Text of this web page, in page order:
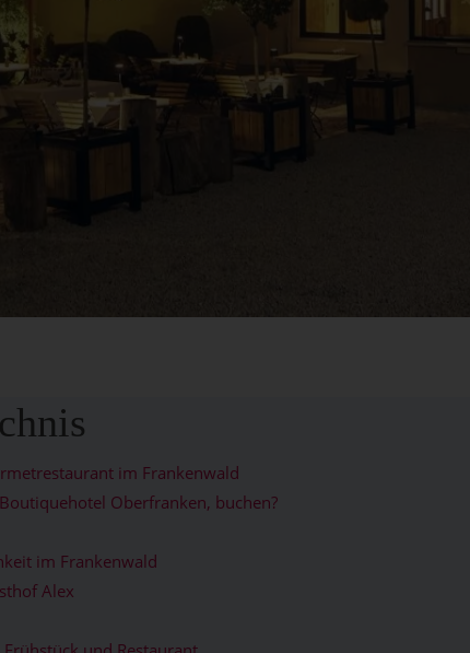
im Frankenwald
Oberfranken, buchen?
im Frankenwald
Alex